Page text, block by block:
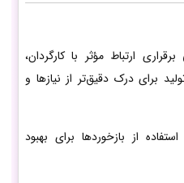
برقراری ارتباط مؤثر با کارگردان،
برای درک دقیق‌تر از نیازها و
از بازخوردها برای بهبود